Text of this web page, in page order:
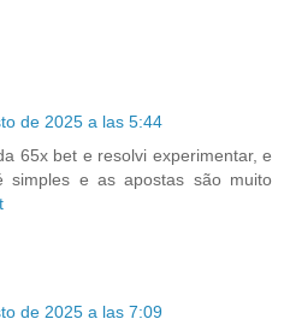
de 2025 a las 5:44
65x bet e resolvi experimentar, e
simples e as apostas são muito
de 2025 a las 7:09